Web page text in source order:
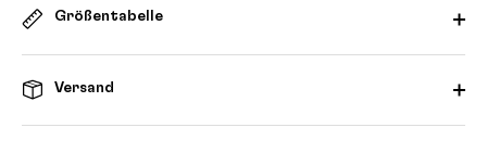
Größentabelle
Versand